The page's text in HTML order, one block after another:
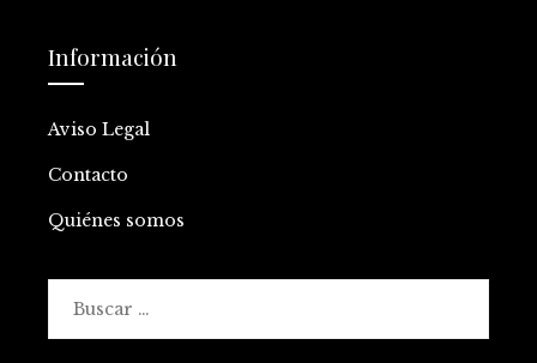
Información
Aviso Legal
Contacto
Quiénes somos